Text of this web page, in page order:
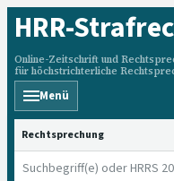
HRR-
Online-Zeitschrift und
für höchstrichterliche
Menü
HRRS durchsuchen